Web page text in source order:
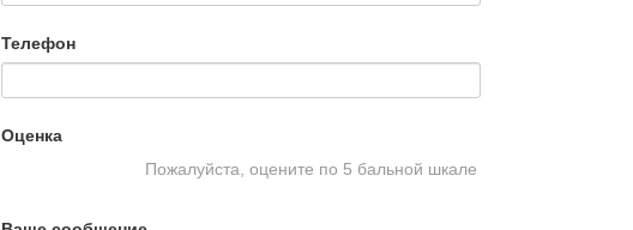
Телефон
Оценка
Пожалуйста, оцените по 5 бальной шкале